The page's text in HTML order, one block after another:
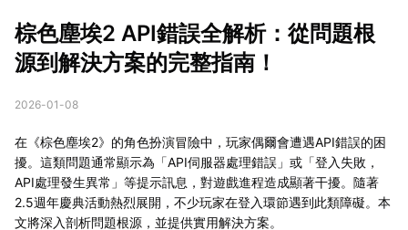
棕色塵埃2 API錯誤全解析：從問題根
源到解決方案的完整指南！
2026-01-08
在《棕色塵埃2》的角色扮演冒險中，玩家偶爾會遭遇API錯誤的困
擾。這類問題通常顯示為「API伺服器處理錯誤」或「登入失敗，
API處理發生異常」等提示訊息，對遊戲進程造成顯著干擾。隨著
2.5週年慶典活動熱烈展開，不少玩家在登入環節遇到此類障礙。本
文將深入剖析問題根源，並提供實用解決方案。